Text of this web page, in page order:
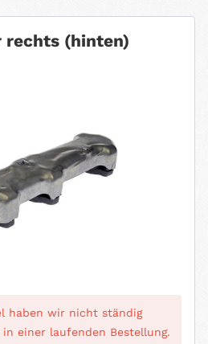
rechts (hinten)
haben wir nicht ständig
einer laufenden Bestellung.